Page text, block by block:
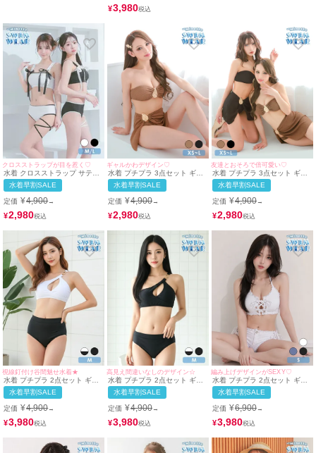
¥3,980
クロスストラップが目を惹く♡
水着 クロスストラップ サテン
リボンパイピング ビスチェ ギ
ャル ビキニ (ホワイト/聖菜着
用)(ブラック/雨宮由乙花着用)
水着早割SALE
定価 ¥4,900→
¥2,980
ギャルかわデザイン♡
水着 プチプラ 3点セット ギャ
ル 2way 体型カバー バンドゥ
スカートタイプ バックル モカ
ビキニ (ちぴたん着用/XS~Lサ
イズ対応) | myMinette/マイミ
ネット
水着早割SALE
定価 ¥4,900→
¥2,980
友達とおそろで倍可愛い♡
水着 プチプラ 3点セット ギャ
ル 2way 体型カバー バンドゥ
スカートタイプ 黒 茶色 ビキニ
(みのり・ちぴたん着用/XS~L
サイズ対応) | myMinette/マイ
ミネット
水着早割SALE
定価 ¥4,900→
¥2,980
視線釘付け谷間魅せ水着★
水着 プチプラ 2点セット ギャ
ル セット カジュアル ワンショ
ルダー バックル付き 白 ビキニ
(Mサイズ着用) | myMinette/マ
イミネット
水着早割SALE
定価 ¥4,900→
¥3,980
高見え間違いなしのデザイン☆
水着 プチプラ 2点セット ギャ
ル セット カジュアル ワンショ
ルダー 黒 ビキニ (Mサイズ着
用) | myMinette/マイミネット
水着早割SALE
定価 ¥4,900→
¥3,980
編み上げデザインがSEXY♡
水着 プチプラ 2点セット ギャ
ル セット リボン カジュアル
編み上げ デニム ローライズ 白
ビキニ (Sサイズ対応) |
myMinette/マイミネット
水着早割SALE
定価 ¥6,900→
¥3,980